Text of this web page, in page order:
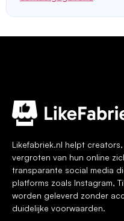
Likefabriek.nl helpt
vergroten van hun online
transparante social media
platforms zoals Instagram,
worden geleverd zonder
duidelijke voorwaarden.